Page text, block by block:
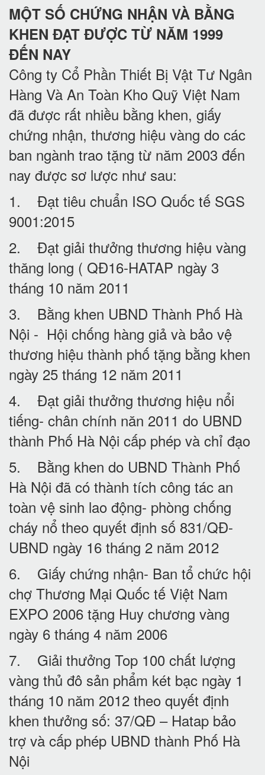
MỘT SỐ CHỨNG NHẬN VÀ BẰNG
KHEN ĐẠT ĐƯỢC TỪ NĂM 1999
ĐẾN NAY
Công ty Cổ Phần Thiết Bị Vật Tư Ngân
Hàng Và An Toàn Kho Quỹ Việt Nam
đã được rất nhiều bằng khen, giấy
chứng nhận, thương hiệu vàng do các
ban ngành trao tặng từ năm 2003 đến
nay được sơ lược như sau:
1. Đạt tiêu chuẩn ISO Quốc tế SGS
9001:2015
2. Đạt giải thưởng thương hiệu vàng
thăng long ( QĐ16-HATAP ngày 3
tháng 10 năm 2011
3. Bằng khen UBND Thành Phố Hà
Nội - Hội chống hàng giả và bảo vệ
thương hiệu thành phố tặng bằng khen
ngày 25 tháng 12 năm 2011
4. Đạt giải thưởng thương hiệu nổi
tiếng- chân chính năn 2011 do UBND
thành Phố Hà Nội cấp phép và chỉ đạo
5. Bằng khen do UBND Thành Phố
Hà Nội đã có thành tích công tác an
toàn vệ sinh lao động- phòng chống
cháy nổ theo quyết định số 831/QĐ-
UBND ngày 16 tháng 2 năm 2012
6. Giấy chứng nhận- Ban tổ chức hội
chợ Thương Mại Quốc tế Việt Nam
EXPO 2006 tặng Huy chương vàng
ngày 6 tháng 4 năm 2006
7. Giải thưởng Top 100 chất lượng
vàng thủ đô sản phẩm két bạc ngày 1
tháng 10 năm 2012 theo quyết định
khen thưởng số: 37/QĐ – Hatap bảo
trợ và cấp phép UBND thành Phố Hà
Nội